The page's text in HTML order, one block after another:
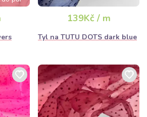
139Kč / m
Tyl na TUTU DOTS dark blue